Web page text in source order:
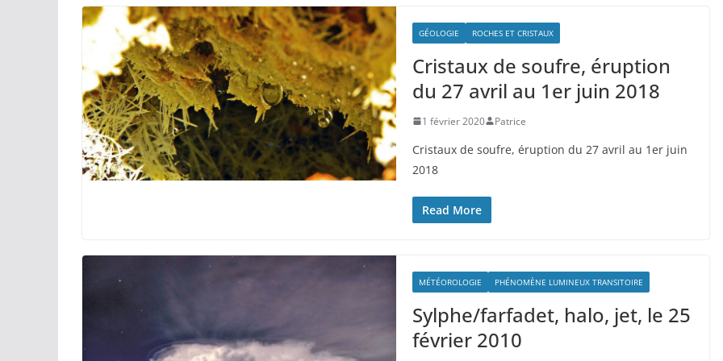
GÉOLOGIE ROCHES ET CRISTAUX
Cristaux de soufre, éruption
du 27 avril au 1er juin 2018
1 février 2020 Patrice
Cristaux de soufre, éruption du 27 avril au 1er juin
2018
Read More
MÉTÉOROLOGIE PHÉNOMÈNE LUMINEUX TRANSITOIRE
Sylphe/farfadet, halo, jet, le 25
février 2010